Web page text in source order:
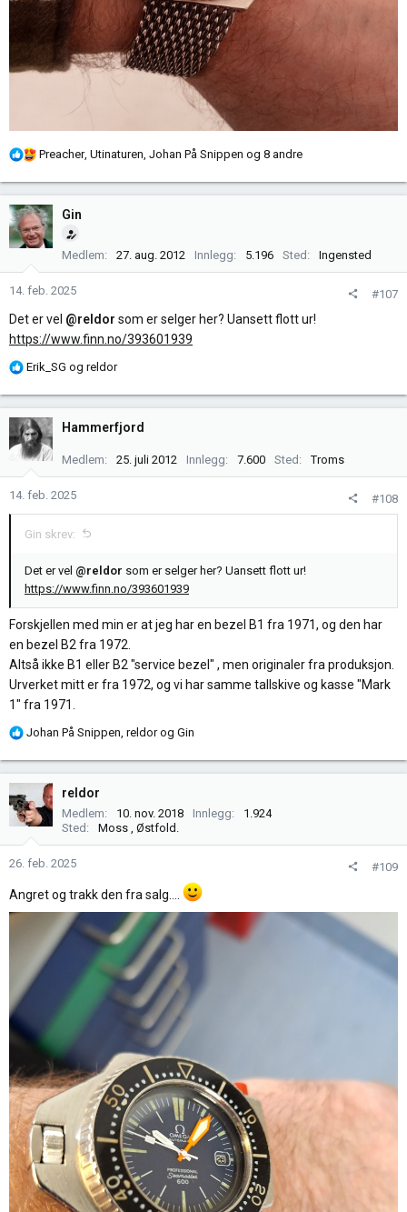
R
k
s
j
e
r
:
Preacher, Utinaturen, Johan På Snippen og 8 andre
Gin
Medlem 27. aug. 2012 Innlegg 5.196 Sted Ingensted
14. feb. 2025 #107
Det er vel @reldor som er selger her? Uansett flott ur!
https://www.finn.no/393601939
R
k
s
j
n
e
r
Erik_SG og reldor
Hammerfjord
Medlem 25. juli 2012 Innlegg 7.600 Sted Troms
14. feb. 2025 #108
Gin skrev:
Det er vel @reldor som er selger her? Uansett flott ur!
https://www.finn.no/393601939
Forskjellen med min er at jeg har en bezel B1 fra 1971, og den har
en bezel B2 fra 1972.
Altså ikke B1 eller B2 "service bezel" , men originaler fra produksjon.
Urverket mitt er fra 1972, og vi har samme tallskive og kasse "Mark
1" fra 1971.
R
k
s
j
n
r
:
Johan På Snippen, reldorog Gin
reldor
Medlem 10. nov. 2018 Innlegg
1.924
Sted
Moss , Østfold.
26. feb. 2025 #109
Angret og trakk den fra salg....